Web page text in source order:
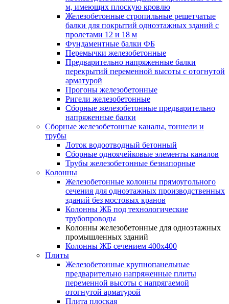
м, имеющих плоскую кровлю
Железобетонные стропильные решетчатые
балки для покрытий одноэтажных зданий с
пролетами 12 и 18 м
Фундаментные балки ФБ
Перемычки железобетонные
Предварительно напряженные балки
перекрытий переменной высоты с отогнутой
арматурой
Прогоны железобетонные
Ригели железобетонные
Сборные железобетонные предварительно
напряженные балки
Сборные железобетонные каналы, тоннели и
трубы
Лоток водоотводный бетонный
Сборные одноячейковые элементы каналов
Трубы железобетонные безнапорные
Колонны
Железобетонные колонны прямоугольного
сечения для одноэтажных производственных
зданий без мостовых кранов
Колонны ЖБ под технологические
трубопроводы
Колонны железобетонные для одноэтажных
промышленных зданий
Колонны ЖБ сечением 400х400
Плиты
Железобетонные крупнопанельные
предварительно напряженные плиты
переменной высоты с напрягаемой
отогнутой арматурой
Плита плоская